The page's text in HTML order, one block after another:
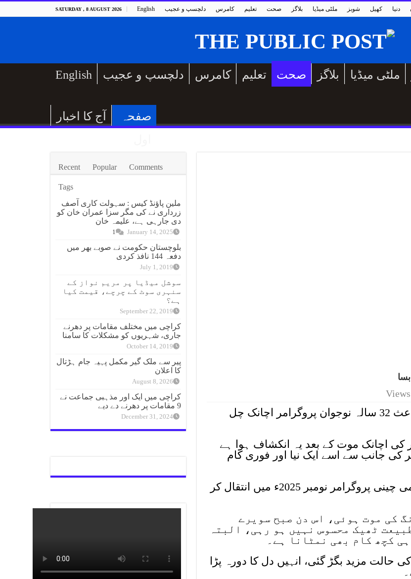
SATURDAY , 8 AUGUST 2026 English دلچسپ و عجیب کامرس تعلیم صحت بلاگز ملٹی میڈیا شوبز کھیل دنیا
English دلچسپ و عجیب کامرس تعلیم صحت بلاگز ملٹی میڈیا
آج کا اخبار
صفحہ
چین میں ضرورت سے زائد کام کے دباؤ کے باعث 32 سالہ نوجوان پروگرامر اچانک چل
کی اچانک موت کے بعد یہ انکشاف ہوا ہے
بعد بھی دفتر کی جانب سے اسے ایک نیا اور فوری کام
میڈیا رپورٹس کے مطابق گاؤ گوانگ ہوئی نامی چینی پروگرامر نومبر 2025ء میں انتقال کر
کی موت ہوئی، اس دن صبح سویرے
ٹھیک محسوس نہیں ہو رہی، البتہ
کچھ کام بھی نمٹانا ہے۔
حالت مزید بگڑ گئی، انہیں دل کا دورہ پڑا
Recent Popular Comments
Tags
ملین پاؤنڈ کیس : سہولت کاری آصف
زرداری نے کی مگر سزا عمران خان کو
دی جارہی ہے، علیمہ خان
January 14, 2025
1
بلوچستان حکومت نے صوبے بھر میں
دفعہ 144 نافذ کردی
July 1, 2019
سوشل میڈیا پر مریم نواز کے
سنہری سوٹ کے چرچے، قیمت کیا
ہے؟
September 22, 2019
کراچی میں مختلف مقامات پر دھرنے
جاری، شہریوں کو مشکلات کا سامنا
October 14, 2019
پیر سے ملک گیر مکمل پہیہ جام ہڑتال
کا اعلان
August 8, 2026
کراچی میں ایک اور مذہبی جماعت نے
9 مقامات پر دھرنے دے دیے
December 31, 2024